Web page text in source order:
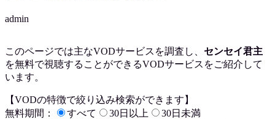
admin
このページでは主なVODサービスを調査し、 センセイ君主
を無料で視聴することができるVODサービスをご紹介して
います。
【VODの特徴で絞り込み検索ができます】
無料期間：
すべて 30日以上
30日未満